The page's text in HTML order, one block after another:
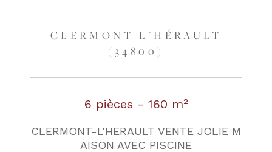
CLERMONT-L'HÉRAULT
(34800)
6 pièces - 160 m²
CLERMONT-L'HERAULT VENTE JOLIE M
AISON AVEC PISCINE